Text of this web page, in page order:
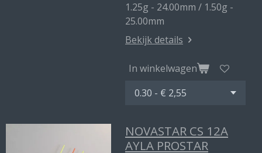
1.25g - 24.00mm / 1.50g -
25.00mm
Bekijk details
In winkelwagen
NOVASTAR CS 12A
AYLA PROSTAR